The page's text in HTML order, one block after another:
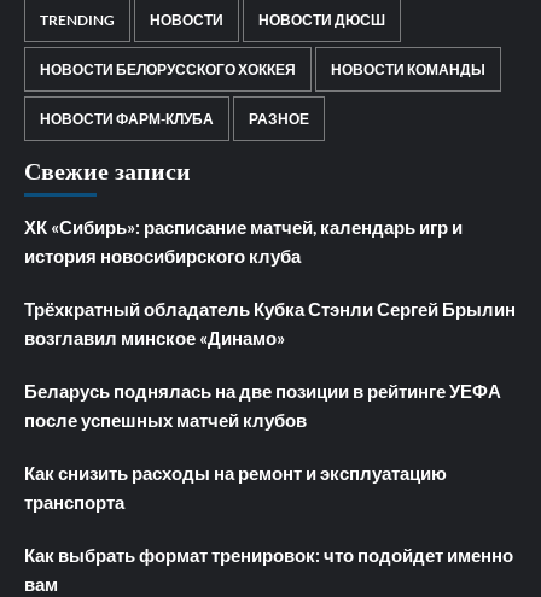
TRENDING НОВОСТИ НОВОСТИ ДЮСШ
НОВОСТИ БЕЛОРУССКОГО ХОККЕЯ НОВОСТИ КОМАНДЫ
НОВОСТИ ФАРМ-КЛУБА РАЗНОЕ
Свежие записи
ХК «Сибирь»: расписание матчей, календарь игр и
история новосибирского клуба
Трёхкратный обладатель Кубка Стэнли Сергей Брылин
возглавил минское «Динамо»
Беларусь поднялась на две позиции в рейтинге УЕФА
после успешных матчей клубов
Как снизить расходы на ремонт и эксплуатацию
транспорта
Как выбрать формат тренировок: что подойдет именно
вам